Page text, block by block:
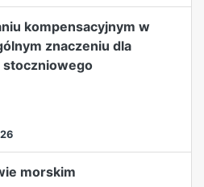
kompensacyjnym w
znaczeniu dla
stoczniowego
morskim